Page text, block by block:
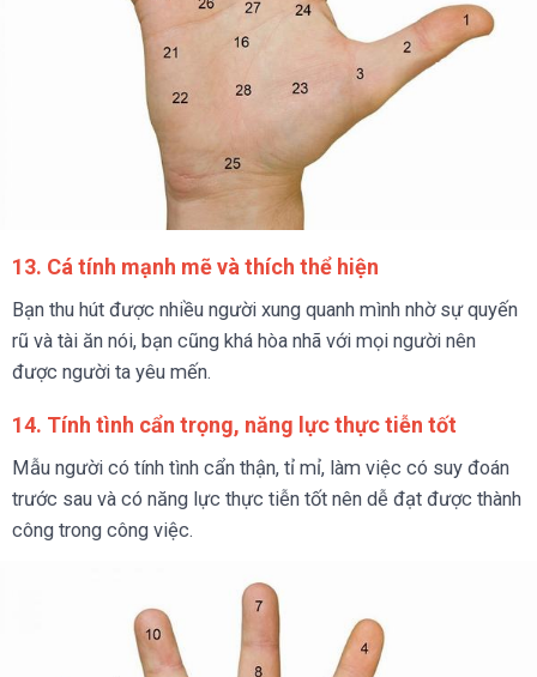
13. Cá tính mạnh mẽ và thích thể hiện
Bạn thu hút được nhiều người xung quanh mình nhờ sự quyến
rũ và tài ăn nói, bạn cũng khá hòa nhã với mọi người nên
được người ta yêu mến.
14. Tính tình cẩn trọng, năng lực thực tiễn tốt
Mẫu người có tính tình cẩn thận, tỉ mỉ, làm việc có suy đoán
trước sau và có năng lực thực tiễn tốt nên dễ đạt được thành
công trong công việc.